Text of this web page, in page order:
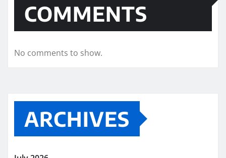
COMMENTS
No comments to show.
ARCHIVES